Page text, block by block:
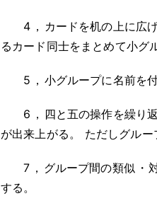
4 ， カードを机の上に広
るカード同士をまとめて小グ
5 ， 小グループに名前を
6 ， 四と五の操作を繰り
が出来上がる 。 ただしグル
7 ， グループ間の類似 ・
する 。